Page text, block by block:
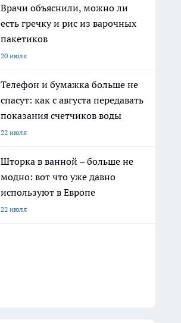
Врачи объяснили, можно ли
есть гречку и рис из варочных
пакетиков
20 июля
Телефон и бумажка больше не
спасут: как с августа передавать
показания счетчиков воды
22 июля
Шторка в ванной – больше не
модно: вот что уже давно
используют в Европе
22 июля